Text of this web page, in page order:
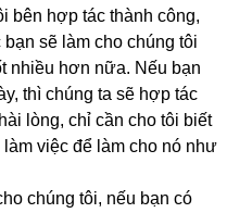
bên hợp tác thành công,
sẽ làm cho chúng tôi
nhiều hơn nữa. Nếu bạn
thì chúng ta sẽ hợp tác
lòng, chỉ cần cho tôi biết
việc để làm cho nó như
chúng tôi, nếu bạn có